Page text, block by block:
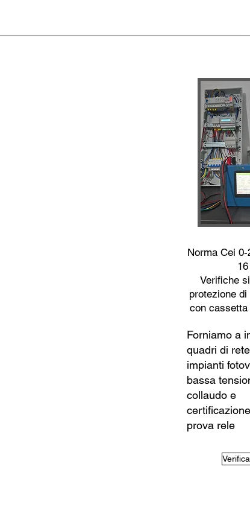
Norma Cei
16
Verifiche
protezione
con
Forniamo a
quadri di
impianti
bassa
collaudo e
prova rele